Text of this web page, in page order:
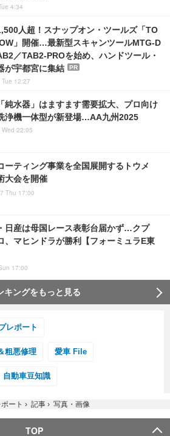
4:34
人超！スナップオン・ツールズ「TO
」開催…最新型スキャンツールMTG-D
／TAB2-PROを始め、ハンドツール・
が宇都宮に集結
PR
12:27
純水器」はますます需要拡大、プロ向け
浄機一体型が新登場…AA九州2025
22:05
ーティング事業を全国展開するトウメ
大会を開催
Thu 17:00
日産は母国レース表彰台届かず…クプ
、マヒンドラが勝利【フォーミュラE東
17:00
キングをもっと見る
レポート
粗悪修理 愛車 File
自動車豆知識
ート › 記事 › 写真・画像
TOP